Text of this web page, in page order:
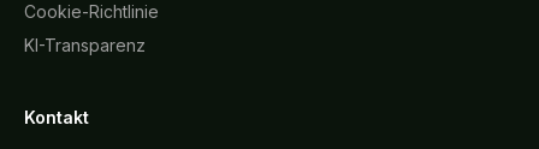
Cookie-Richtlinie
KI-Transparenz
Kontakt